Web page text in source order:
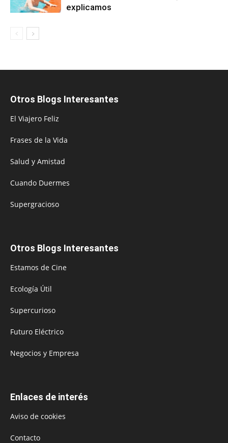
explicamos
Otros Blogs Interesantes
El Viajero Feliz
Frases de la Vida
Salud y Amistad
Cuando Duermes
Supergracioso
Otros Blogs Interesantes
Estamos de Cine
Ecología Útil
Supercurioso
Futuro Eléctrico
Negocios y Empresa
Enlaces de interés
Aviso de cookies
Contacto